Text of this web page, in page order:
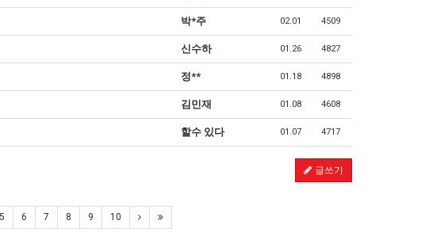
박*주 02.01 4509
신수하 01.26 4827
정** 01.18 4898
김민재 01.08 4608
할수 있다 01.07 4717
글쓰기
5 6 7 8 9 10